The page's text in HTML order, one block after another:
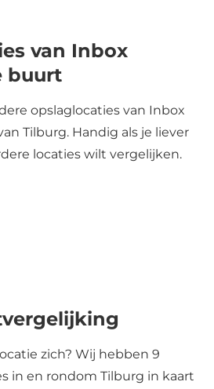
van Inbox
buurt
opslaglocaties van Inbox
Tilburg. Handig als je liever
locaties wilt vergelijken.
zich? Wij hebben 9
in en rondom Tilburg in kaart